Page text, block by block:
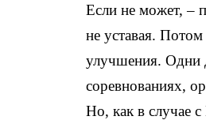
Если не может, –
не уставая.
улучшения. Одни
соревнованиях,
Но, как в случае